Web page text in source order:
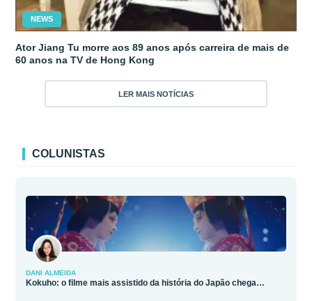
NEWS
Ator Jiang Tu morre aos 89 anos após carreira de mais de
60 anos na TV de Hong Kong
LER MAIS NOTÍCIAS
COLUNISTAS
DANI ALMEIDA
Kokuho: o filme mais assistido da história do Japão chega…